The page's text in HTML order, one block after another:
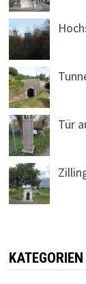
Tür
KATEGORIEN